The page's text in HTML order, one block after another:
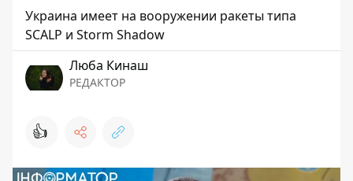
Украина имеет на вооружении ракеты типа
SCALP и Storm Shadow
Люба Кинаш
РЕДАКТОР
👍